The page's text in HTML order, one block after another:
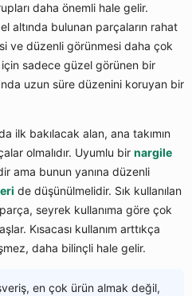
daha önemli hale gelir.
altında bulunan parçaların rahat
ve düzenli görünmesi daha çok
için sadece güzel görünen bir
uzun süre düzenini koruyan bir
ilk bakılacak alan, ana takımın
olmalıdır. Uyumlu bir nargile
ama bunun yanına düzenli
de düşünülmelidir. Sık kullanılan
seyrek kullanıma göre çok
Kısacası kullanım arttıkça
daha bilinçli hale gelir.
en çok ürün almak değil,